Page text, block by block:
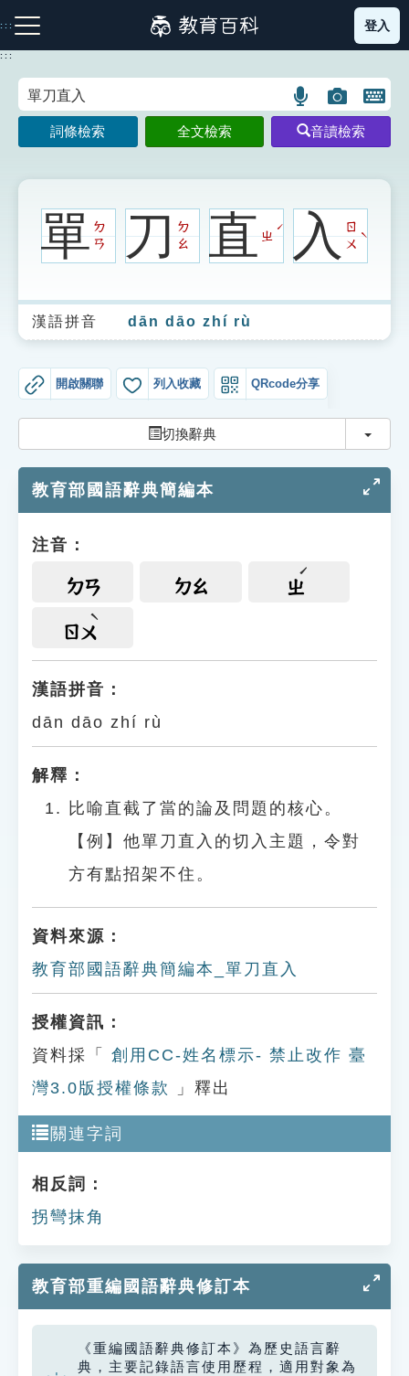
到
主
:::
注音索引圖示 筆畫索引圖示 部首索引表圖示
生字詞彙表
成語故事
索引選單
單字索引
遊戲專區
教學應用
貓頭鷹博士
登入
:::
語
言
搜
示
圖
片
搜
示
開
鍵
圖
詞條檢索 全文檢索 音讀檢索
單ㄉ
ㄢ
刀ㄉ
ㄠ
直ㄓ
ˊ 入ㄖ
ㄨ
ˋ
漢語拼音 dān dāo zhí rù
開啟關聯 列入收藏 QRcode分享
切換辭典 切換
教育部國語辭典簡編本
注音：
ㄉㄢ ㄉㄠ ㄓ
ㄖㄨ
漢語拼音：
dān dāo zhí rù
解釋：
比喻直截了當的論及問題的核心。
【例】他單刀直入的切入主題，令對
方有點招架不住。
資料來源：
教育部國語辭典簡編本_單刀直入
授權資訊：
資料採「
創用CC-姓名標示- 禁止改作 臺
灣3.0版授權條款
」釋出
關連字詞
相反詞：
拐彎抹角
教育部重編國語辭典修訂本
《重編國語辭典修訂本》為歷史語言辭
典，主要記錄語言使用歷程，適用對象為